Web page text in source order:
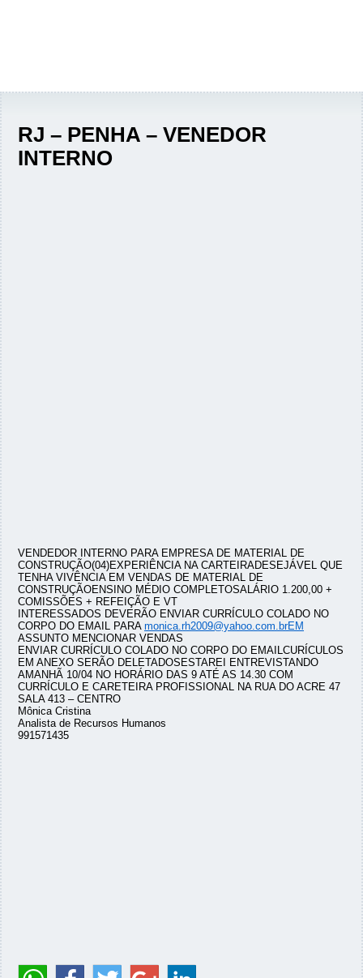
RJ – PENHA – VENEDOR
INTERNO
VENDEDOR INTERNO PARA EMPRESA DE MATERIAL DE
CONSTRUÇÃO(04)EXPERIÊNCIA NA CARTEIRADESEJÁVEL QUE
TENHA VIVÊNCIA EM VENDAS DE MATERIAL DE
CONSTRUÇÃOENSINO MÉDIO COMPLETOSALÁRIO 1.200,00 +
COMISSÕES + REFEIÇÃO E VT
INTERESSADOS DEVERÃO ENVIAR CURRÍCULO COLADO NO
CORPO DO EMAIL PARA monica.rh2009@yahoo.com.brEM
ASSUNTO MENCIONAR VENDAS
ENVIAR CURRÍCULO COLADO NO CORPO DO EMAILCURÍCULOS
EM ANEXO SERÃO DELETADOSESTAREI ENTREVISTANDO
AMANHÃ 10/04 NO HORÁRIO DAS 9 ATÉ AS 14.30 COM
CURRÍCULO E CARETEIRA PROFISSIONAL NA RUA DO ACRE 47
SALA 413 – CENTRO
Mônica Cristina
Analista de Recursos Humanos
991571435